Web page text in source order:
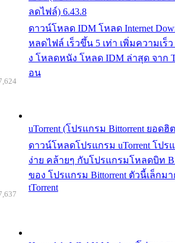
ลดไฟล์) 6.43.8
ดาวน์โหลด IDM โหลด Internet
หลดไฟล์ เร็วขึ้น 5 เท่า เพิ่มความเร็
ง โหลดหนัง โหลด IDM ล่าสุด จาก
อน
uTorrent (โปรแกรม Bittorrent ยอด
ดาวน์โหลดโปรแกรม uTorrent โปร
ง่าย คล้ายๆ กับโปรแกรมโหลดบิท
ของ โปรแกรม Bittorrent ตัวนี้เล็กม
tTorrent